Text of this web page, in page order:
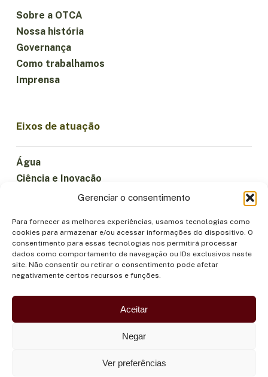
Gerenciar o consentimento
Para fornecer as melhores experiências, usamos tecnologias como
cookies para armazenar e/ou acessar informações do dispositivo. O
consentimento para essas tecnologias nos permitirá processar
dados como comportamento de navegação ou IDs exclusivos neste
site. Não consentir ou retirar o consentimento pode afetar
negativamente certos recursos e funções.
Aceitar
Negar
Ver preferências
Sobre a OTCA
Nossa história
Governança
Como trabalhamos
Imprensa
Eixos de atuação
Água
Ciência e Inovação
Florestas e Biodiversidade
Institucionalidade
Participação
Povos Indígenas